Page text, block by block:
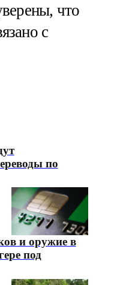
что
с
по
и оружие в
под